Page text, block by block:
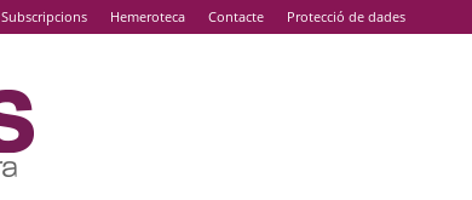
Subscripcions Hemeroteca Contacte Protecció de dades